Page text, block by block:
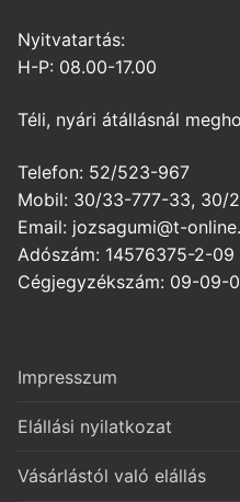
Nyitvatartás:
H-P: 08.00-17.00
Téli, nyári átállásnál
Telefon: 52/523-967
Mobil: 30/33-777-33, 30/
Email: jozsagumi@t-
Adószám: 14576375-2-09
Cégjegyzékszám: 09-09-
Impresszum
Elállási nyilatkozat
Vásárlástól való elállás